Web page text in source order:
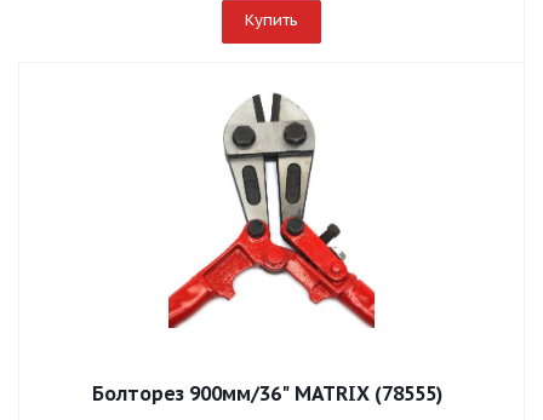
Купить
Болторез 900мм/36" MATRIX (78555)